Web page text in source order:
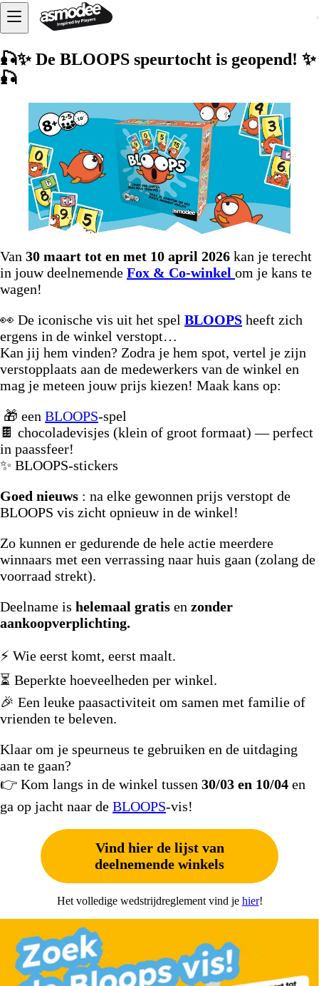
🎣✨ De BLOOPS speurtocht is geopend! ✨
🎣
Van 30 maart tot en met 10 april 2026 kan je terecht
in jouw deelnemende Fox & Co-winkel om je kans te
wagen!
👀 De iconische vis uit het spel BLOOPS heeft zich
ergens in de winkel verstopt…
Kan jij hem vinden? Zodra je hem spot, vertel je zijn
verstopplaats aan de medewerkers van de winkel en
mag je meteen jouw prijs kiezen! Maak kans op:
🎁 een BLOOPS-spel
🍫 chocoladevisjes (klein of groot formaat) — perfect
in paassfeer!
✨ BLOOPS-stickers
Goed nieuws : na elke gewonnen prijs verstopt de
BLOOPS vis zicht opnieuw in de winkel!
Zo kunnen er gedurende de hele actie meerdere
winnaars met een verrassing naar huis gaan (zolang de
voorraad strekt).
Deelname is helemaal gratis en zonder
aankoopverplichting.
⚡ Wie eerst komt, eerst maalt.
⏳ Beperkte hoeveelheden per winkel.
🎉 Een leuke paasactiviteit om samen met familie of
vrienden te beleven.
Klaar om je speurneus te gebruiken en de uitdaging
aan te gaan?
👉 Kom langs in de winkel tussen 30/03 en 10/04 en
ga op jacht naar de BLOOPS-vis!
Vind hier de lijst van
deelnemende winkels
Het volledige wedstrijdreglement vind je hier!